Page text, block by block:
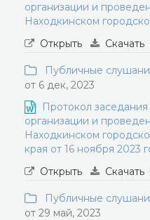
организации и
Находкинском
Открыть
Скачать
Публичные
от 6 дек, 2023
Протокол
организации и
Находкинском
края от 16 ноября 2023
Открыть
Скачать
Публичные
от 29 май, 2023